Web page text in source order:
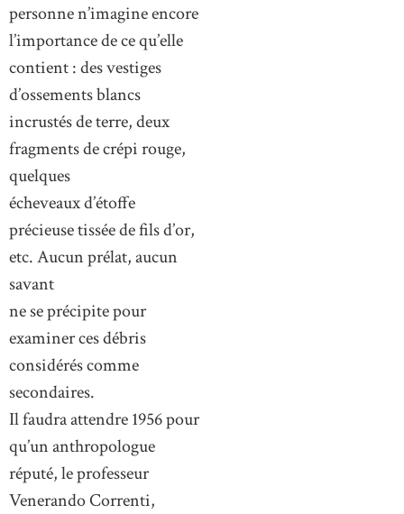
personne n’imagine encore
l’importance de ce qu’elle
contient : des vestiges
d’ossements blancs
incrustés de terre, deux
fragments de crépi rouge,
quelques
écheveaux d’étoffe
précieuse tissée de fils d’or,
etc. Aucun prélat, aucun
savant
ne se précipite pour
examiner ces débris
considérés comme
secondaires.
Il faudra attendre 1956 pour
qu’un anthropologue
réputé, le professeur
Venerando Correnti,